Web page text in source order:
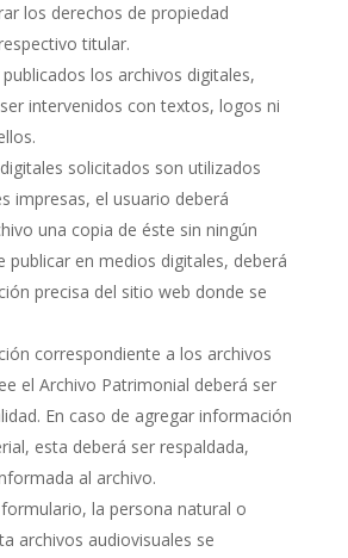
los derechos de propiedad
titular.
los archivos digitales,
intervenidos con textos, logos ni
solicitados son utilizados
impresas, el usuario deberá
una copia de éste sin ningún
publicar en medios digitales, deberá
precisa del sitio web donde se
correspondiente a los archivos
el Archivo Patrimonial deberá ser
En caso de agregar información
esta deberá ser respaldada,
al archivo.
la persona natural o
archivos audiovisuales se